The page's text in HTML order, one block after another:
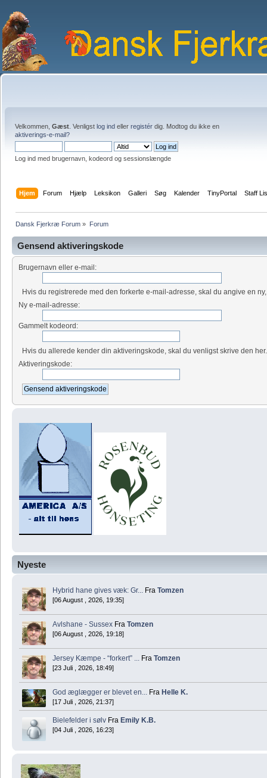
Velkommen, Gæst . Venligst log ind eller registér dig. Modtog du ikke en
aktiverings-e-mail?
Log ind med brugernavn, kodeord og sessionslængde
Hjem Forum Hjælp Leksikon Galleri Søg Kalender TinyPortal Staff
Dansk Fjerkræ Forum » Forum
Nyeste
Hybrid hane gives væk: Gr... Fra Tomzen
[06 August , 2026, 19:35]
Avlshane - Sussex Fra Tomzen
[06 August , 2026, 19:18]
Jersey Kæmpe - “forkert” ... Fra Tomzen
[23 Juli , 2026, 18:49]
God æglægger er blevet en... Fra Helle K.
[17 Juli , 2026, 21:37]
Bielefelder i sølv Fra Emily K.B.
[04 Juli , 2026, 16:23]
Gensend aktiveringskode
Brugernavn eller e-mail:
Hvis du registrerede med den forkerte e-mail-adresse, skal du angive en
Ny e-mail-adresse:
Gammelt kodeord:
Hvis du allerede kender din aktiveringskode, skal du venligst skrive den her.
Aktiveringskode: